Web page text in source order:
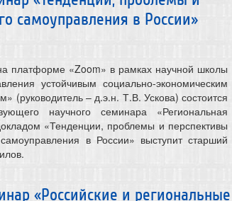
самоуправления в России»
платформе «Zoom» в рамках научной школы
устойчивым социально-экономическим
(руководитель – д.э.н. Т.В. Ускова) состоится
научного семинара «Региональная
«Тенденции, проблемы и перспективы
в России» выступит старший
«Российские и региональные